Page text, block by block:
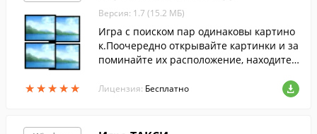
★★★★★
★★★★★
Версия: 1.7 (15.2 МБ)
Игра с поиском пар одинаковы картино
к.Поочередно открывайте картинки и за
поминайте их расположение, находите
ливайте новые рекорды.
Лицензия: Бесплатно